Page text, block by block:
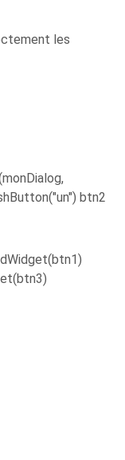
les
btn2